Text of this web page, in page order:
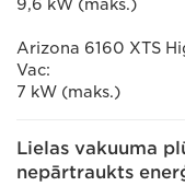
9,6 kW (maks.)
Arizona 6160 XTS
Vac:
7 kW (maks.)
Lielas vakuuma
nepārtraukts